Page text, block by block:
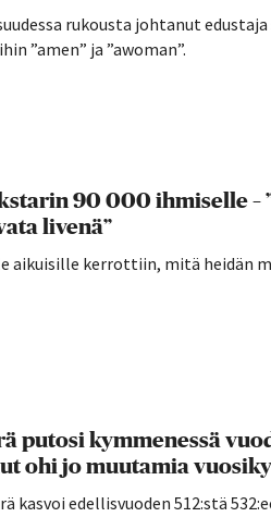
rukousta johtanut
”amen” ja ”awoman”.
90 000 ihmiselle –
livenä”
kerrottiin, mitä heidän
putosi kymmenessä
ohi jo muutamia
edellisvuoden 512:stä